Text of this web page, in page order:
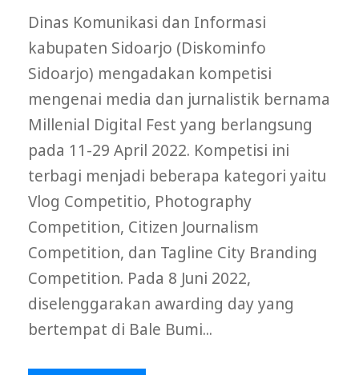
Dinas Komunikasi dan Informasi
kabupaten Sidoarjo (Diskominfo
Sidoarjo) mengadakan kompetisi
mengenai media dan jurnalistik bernama
Millenial Digital Fest yang berlangsung
pada 11-29 April 2022. Kompetisi ini
terbagi menjadi beberapa kategori yaitu
Vlog Competitio, Photography
Competition, Citizen Journalism
Competition, dan Tagline City Branding
Competition. Pada 8 Juni 2022,
diselenggarakan awarding day yang
bertempat di Bale Bumi...